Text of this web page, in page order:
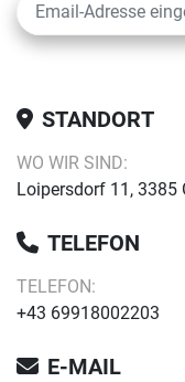
STANDORT
WO WIR SIND:
Loipersdorf 11, 3385
TELEFON
TELEFON:
+43 69918002203
E-MAIL